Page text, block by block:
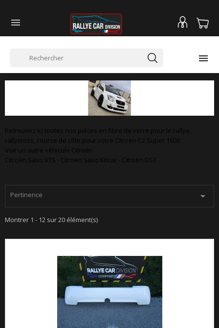


Retrouvez ici toutes nos pièces en fibre de verre pour le rallye,
rallycross, course de côte pour votre Citroën C2 Super 1600
Voir un autre véhicule Citroën
Citroën Saxo VTS
Citroën Saxo Kitcar Citroën DS3
Pertinence 
Montrer 1 - 12 sur 20 élément(s)